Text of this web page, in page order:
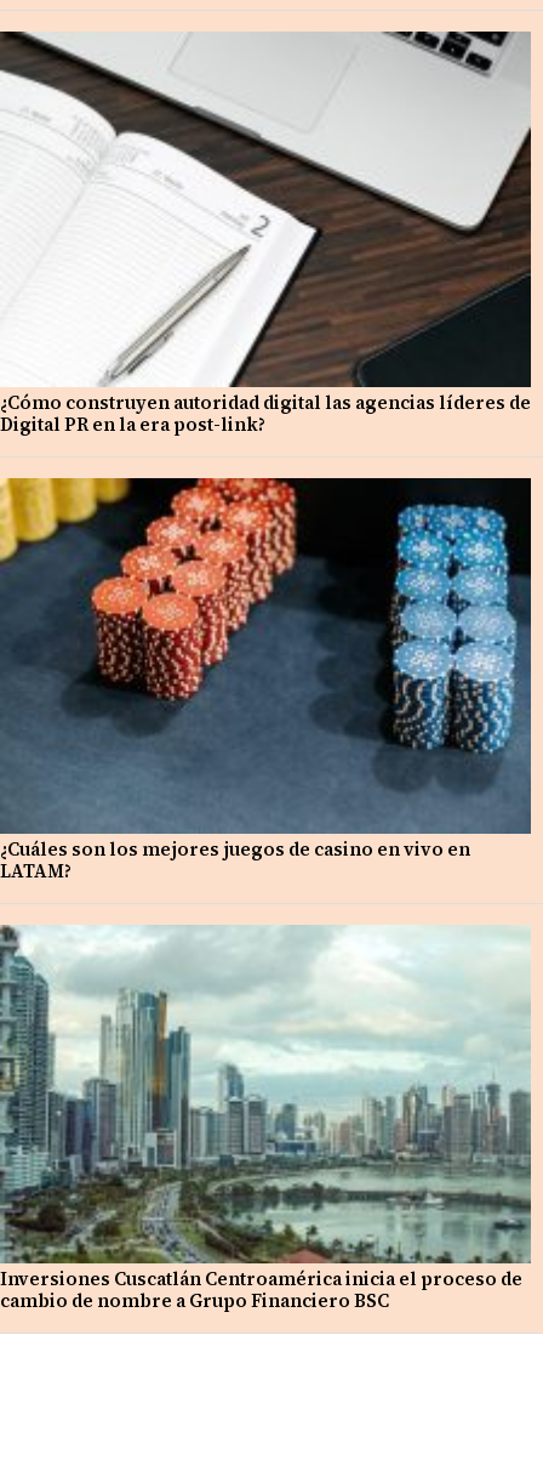
¿Cómo construyen autoridad digital las agencias líderes de
Digital PR en la era post-link?
¿Cuáles son los mejores juegos de casino en vivo en
LATAM?
Inversiones Cuscatlán Centroamérica inicia el proceso de
cambio de nombre a Grupo Financiero BSC